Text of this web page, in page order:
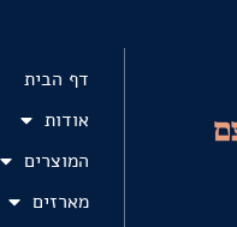
דף הבית
אודות
המוצרים
מארזים